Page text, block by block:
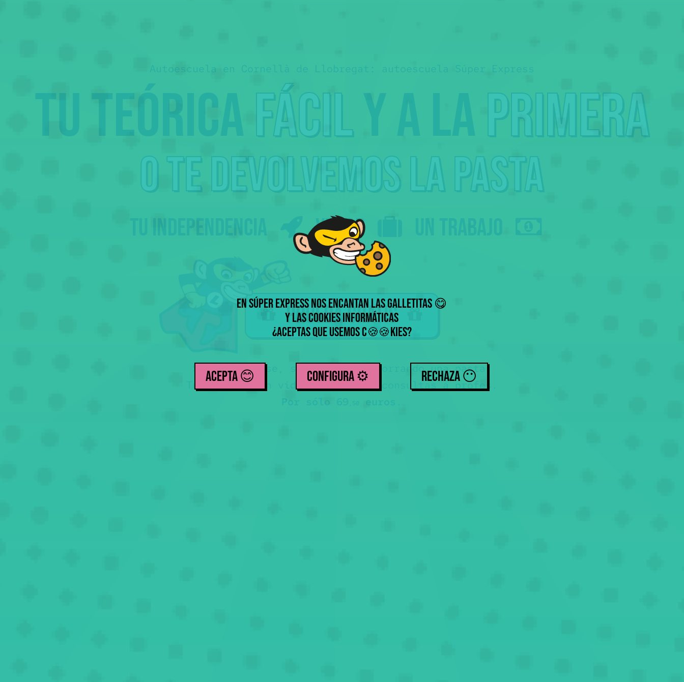
Autoescuela en Cornellà de Llobregat:
Tu teórica fácil primera
o te devolvemos la pasta
Viajar
Prueba gratis
Sin ir a clase, sin libro, y ahorrando una pasta.
Tu teórica con vídeos + tests + consultas a profes.
En Súper Express nos encantan las galletitas 😋
y las cookies informáticas
¿Aceptas que usemosc🍪🍪kies?
ACEPTA 😊 CONFIGURA ⚙️ RECHAZA😶